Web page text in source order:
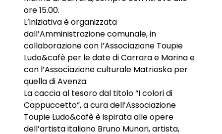
ore 15.00.
L’iniziativa è organizzata
dall’Amministrazione comunale, in
collaborazione con l’Associazione Toupie
Ludo&cafè per le date di Carrara e Marina e
con l’Associazione culturale Matrioska per
quella di Avenza.
La caccia al tesoro dal titolo “I colori di
Cappuccetto”, a cura dell’Associazione
Toupie Ludo&cafè è ispirata alle opere
dell’artista italiano Bruno Munari, artista,